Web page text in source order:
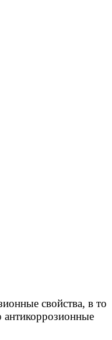
свойства, в то
антикоррозионные